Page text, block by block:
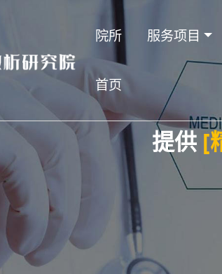
院所
首页
服务项目
提供 [